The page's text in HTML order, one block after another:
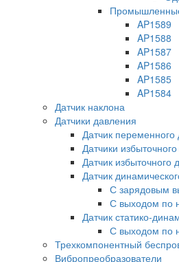
AP1589
AP1588
AP1587
AP1586
AP1585
AP1584
Датчик наклона
Датчики давления
Датчик переменного
Датчики
Датчик избыточного
Датчик
С зарядовым
С выходом по
Датчик статико-
С выходом по
Трехкомпонентный
Вибропреобразователи